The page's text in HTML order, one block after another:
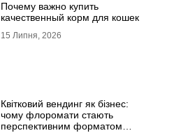
Почему важно купить
качественный корм для кошек
15 Липня, 2026
Квітковий вендинг як бізнес:
чому флоромати стають
перспективним форматом